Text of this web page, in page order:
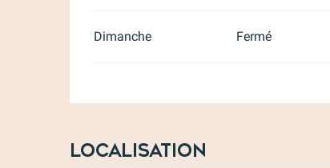
Dimanche Fermé
Localisation